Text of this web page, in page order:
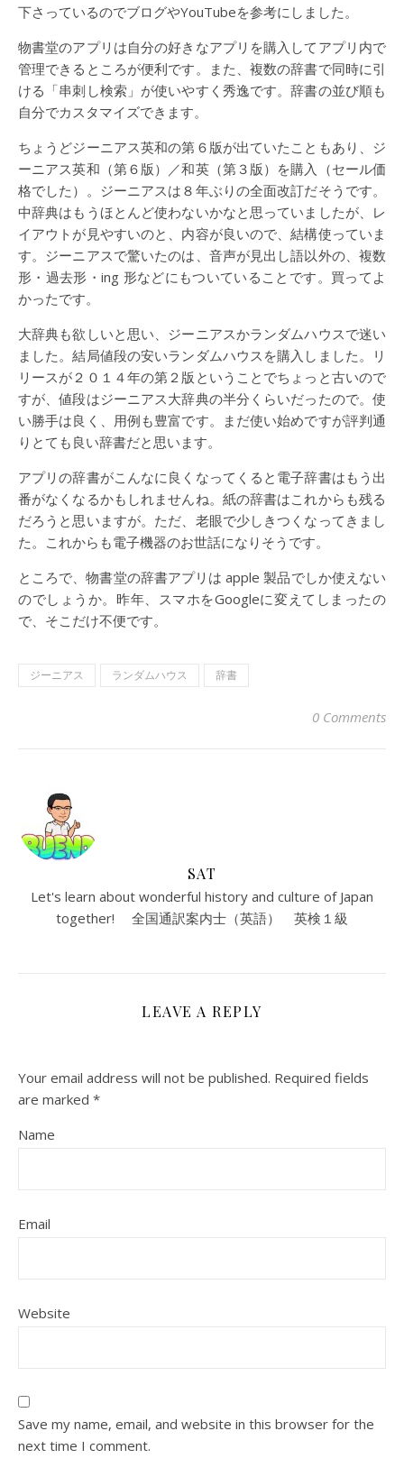
下さっているのでブログやYouTubeを参考にしました。
物書堂のアプリは自分の好きなアプリを購入してアプリ内で
管理できるところが便利です。また、複数の辞書で同時に引
ける「串刺し検索」が使いやすく秀逸です。辞書の並び順も
自分でカスタマイズできます。
ちょうどジーニアス英和の第６版が出ていたこともあり、ジ
ーニアス英和（第６版）／和英（第３版）を購入（セール価
格でした）。ジーニアスは８年ぶりの全面改訂だそうです。
中辞典はもうほとんど使わないかなと思っていましたが、レ
イアウトが見やすいのと、内容が良いので、結構使っていま
す。ジーニアスで驚いたのは、音声が見出し語以外の、複数
形・過去形・ing 形などにもついていることです。買ってよ
かったです。
大辞典も欲しいと思い、ジーニアスかランダムハウスで迷い
ました。結局値段の安いランダムハウスを購入しました。リ
リースが２０１４年の第２版ということでちょっと古いので
すが、値段はジーニアス大辞典の半分くらいだったので。使
い勝手は良く、用例も豊富です。まだ使い始めですが評判通
りとても良い辞書だと思います。
アプリの辞書がこんなに良くなってくると電子辞書はもう出
番がなくなるかもしれませんね。紙の辞書はこれからも残る
だろうと思いますが。ただ、老眼で少しきつくなってきまし
た。これからも電子機器のお世話になりそうです。
ところで、物書堂の辞書アプリは apple 製品でしか使えない
のでしょうか。昨年、スマホをGoogleに変えてしまったの
で、そこだけ不便です。
ジーニアス ランダムハウス 辞書
0 Comments
SAT
Let's learn about wonderful history and culture of Japan
together! 全国通訳案内士（英語） 英検１級
LEAVE A REPLY
Your email address will not be published. Required fields
are marked *
Name
Email
Website
Save my name, email, and website in this browser for the
next time I comment.